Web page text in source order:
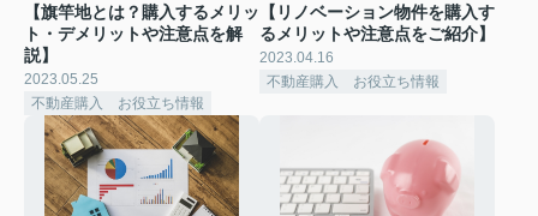
【旗竿地とは？購入するメリッ
ト・デメリットや注意点を解
説】
2023.05.25
不動産購入 お役立ち情報
【リノベーション物件を購入す
るメリットや注意点をご紹介】
2023.04.16
不動産購入 お役立ち情報